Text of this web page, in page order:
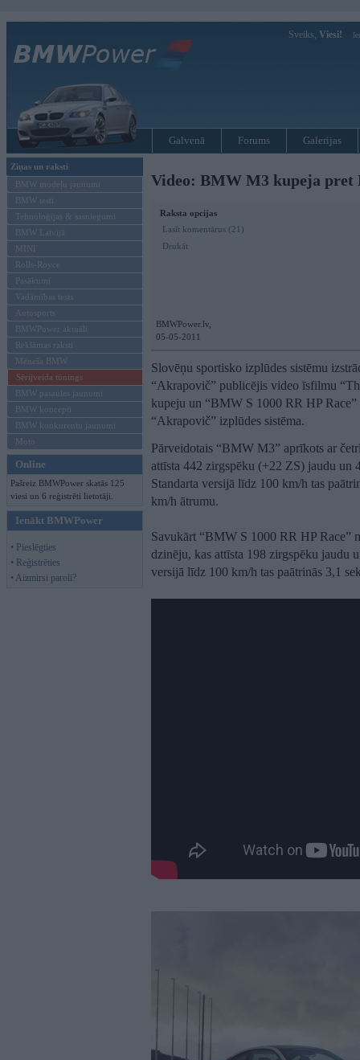
Sveiks, Viesi!
Galvenā Forums Galerijas
Ziņas un raksti
BMW modeļu jaunumi
BMW testi
Tehnoloģijas & sasniegumi
BMW Latvijā
MINI
Rolls-Royce
Pasākumi
Vadāmības tests
Autosports
BMWPower aktuāli
Reklāmas raksti
Mēneša BMW
Sērijveida tūnings
BMW pasaules jaunumi
BMW koncepti
BMW konkurentu jaunumi
Moto
Online
Pašreiz BMWPower skatās 125
viesi un 6 reģistrēti lietotāji.
Ienākt BMWPower
• Pieslēgties
• Reģistrēties
• Aizmirsi paroli?
Video: BMW M3 kupeja pret
Raksta opcijas
Lasīt komentārus (21)
Drukāt
BMWPower.lv,
05-05-2011
Slovēņu sportisko izplūdes sistēmu
“Akrapovič” publicējis video īsfilmu
kupeju un “BMW S 1000 RR HP
“Akrapovič” izplūdes sistēma.
Pārveidotais “BMW M3” aprīkots ar
attīsta 442 zirgspēku (+22 ZS) jaudu un
Standarta versijā līdz 100 km/h tas
km/h ātrumu.
Savukārt “BMW S 1000 RR HP Race”
dzinēju, kas attīsta 198 zirgspēku jaudu
versijā līdz 100 km/h tas paātrinās 3,1